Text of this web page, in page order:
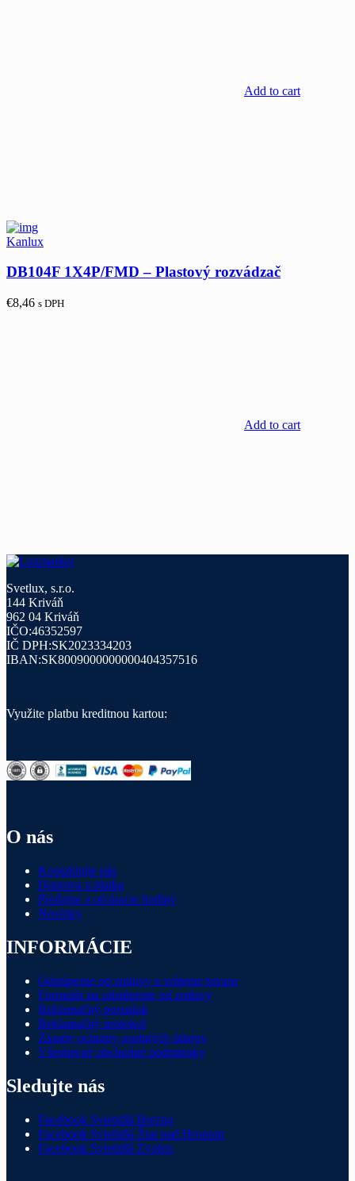
Add to cart
Kanlux
DB104F 1X4P/FMD – Plastový rozvádzač
€8,46 s DPH
Add to cart
Svetlux, s.r.o.
144 Kriváň
962 04 Kriváň
IČO:46352597
IČ DPH:SK2023334203
IBAN:SK8009000000000404357516
Využite platbu kreditnou kartou:
O nás
Kontaktujte nás
Doprava a platba
Predajne a otváracie hodiny
Novinky
INFORMÁCIE
Odstúpenie od zmluvy a vrátenie tovaru
Formulár na odstúpenie od zmluvy
Reklamačný poriadok
Reklamačný protokol
Zásady ochrany osobných údajov
Všeobecné obchodné podmienky
Sledujte nás
Facebook Svietidlá Brezno
Facebook Svietidlá Žiar nad Hronom
Facebook Svietidlá Zvolen